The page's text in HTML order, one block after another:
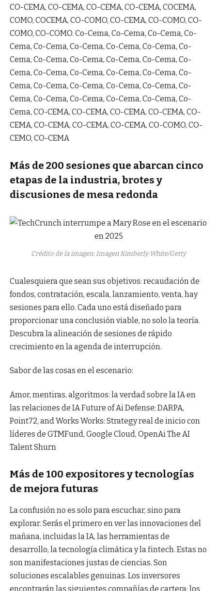
CO-CEMA, CO-CEMA, CO-CEMA, CO-CEMA, COCEMA,
COMO, COCEMA, CO-COMO, CO-CEMA, CO-COMO, CO-
COMO, CO-COMO. Co-Cema, Co-Cema, Co-Cema, Co-
Cema, Co-Cema, Co-Cema, Co-Cema, Co-Cema, Co-
Cema, Co-Cema, Co-Cema, Co-Cema, Co-Cema, Co-
Cema, Co-Cema, Co-Cema, Co-Cema, Co-Cema, Co-
Cema, Co-Cema, Co-Cema, Co-Cema, Co-Cema, Co-
Cema, Co-Cema, Co-Cema, Co-Cema, Co-Cema, Co-
Cema, CO-CEMA, CO-CEMA, CO-CEMA, CO-CEMA, CO-
CEMA, CO-CEMA, CO-CEMA, CO-CEMA, CO-COMO, CO-
CEMO, CO-CEMA
Más de 200 sesiones que abarcan cinco
etapas de la industria, brotes y
discusiones de mesa redonda
Crédito de la imagen: Imagen Kimberly White/Getty
Cualesquiera que sean sus objetivos: recaudación de
fondos, contratación, escala, lanzamiento, venta, hay
sesiones para ello. Cada uno está diseñado para
proporcionar una conclusión viable, no solo la teoría.
Descubra la alineación de sesiones de rápido
crecimiento en la agenda de interrupción.
Sabor de las cosas en el escenario:
Amor, mentiras, algoritmos: la verdad sobre la IA en
las relaciones de IA Future of Ai Defense: DARPA,
Point72, and Works Works: Strategy real de inicio con
líderes de GTMFund, Google Cloud, OpenAi The AI ​​
Talent Shurn
Más de 100 expositores y tecnologías
de mejora futuras
La confusión no es solo para escuchar, sino para
explorar. Serás el primero en ver las innovaciones del
mañana, incluidas la IA, las herramientas de
desarrollo, la tecnología climática y la fintech. Estas no
son manifestaciones justas de ciencias. Son
soluciones escalables genuinas. Los inversores
encontrarán las siguientes compañías de cartera: los